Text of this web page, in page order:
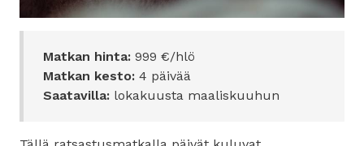
Matkan hinta: 999 €/hlö
Matkan kesto: 4 päivää
Saatavilla: lokakuusta maaliskuuhun